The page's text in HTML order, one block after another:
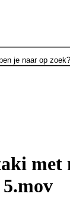
je naar op zoek?
met